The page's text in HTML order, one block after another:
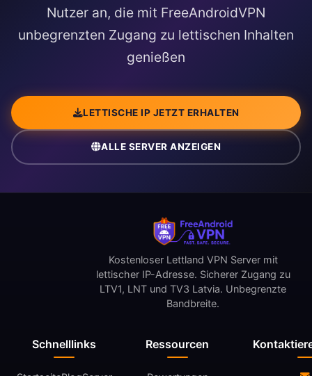
Nutzer an, die mit FreeAndroidVPN
unbegrenzten Zugang zu lettischen Inhalten
genießen
LETTISCHE IP JETZT ERHALTEN
ALLE SERVER ANZEIGEN
Schnelllinks Ressourcen
Kostenloser Lettland VPN Server mit
lettischer IP-Adresse. Sicherer Zugang zu
LTV1, LNT und TV3 Latvia. Unbegrenzte
Bandbreite.